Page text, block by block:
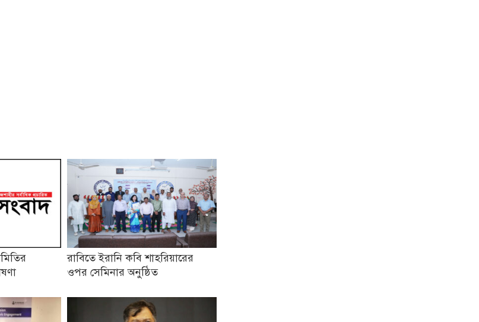
রাবিতে ইরানি কবি শাহরিয়ারের
ওপর সেমিনার অনুষ্ঠিত